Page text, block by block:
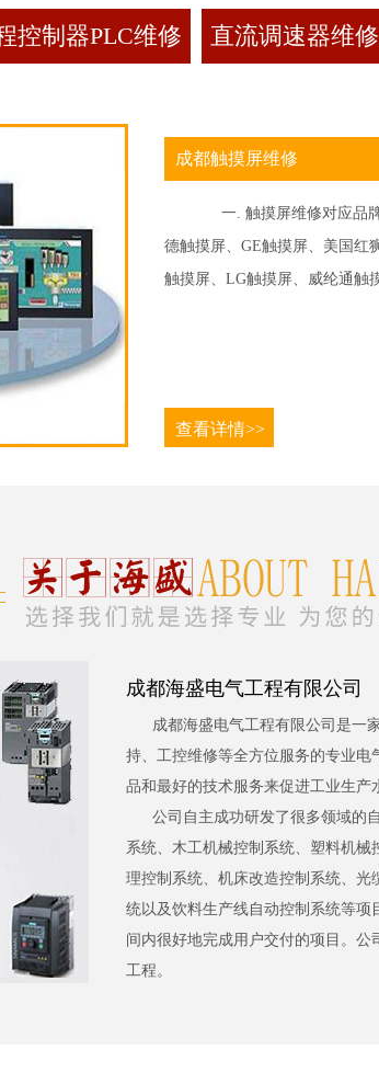
控制器PLC维修 直流调速器维修
成都触摸屏维修
一. 触摸屏维修对应品牌
德触摸屏、GE触摸屏、美国红
触摸屏、LG触摸屏、威纶通触
查看详情>>
成都海盛电气工程有限公司
成都海盛电气工程有限公司是一
持、工控维修等全方位服务的专业
品和最好的技术服务来促进工业生产
公司自主成功研发了很多领域的
系统、木工机械控制系统、塑料机
理控制系统、机床改造控制系统、
统以及饮料生产线自动控制系统等
间内很好地完成用户交付的项目。
工程。